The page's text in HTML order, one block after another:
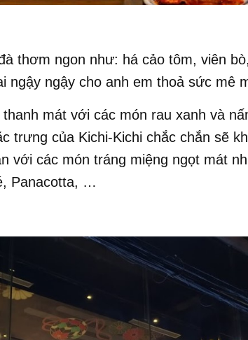
thơm ngon như: há cảo tôm, viên
ngậy ngậy cho anh em thoả sức mê
mát với các món rau xanh và
trưng của Kichi-Kichi chắc chắn sẽ
với các món tráng miệng ngọt mát
Panacotta, …